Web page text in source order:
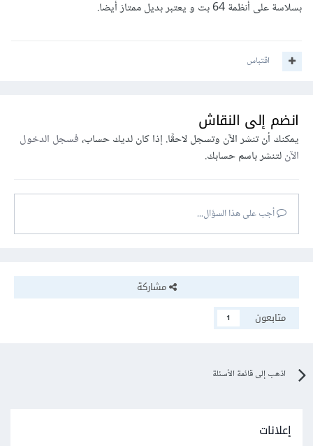
بسلاسة على أنظمة 64 بت و يعتبر بديل ممتاز أيضا.
اقتباس
انضم إلى النقاش
يمكنك أن تنشر الآن وتسجل لاحقًا. إذا كان لديك حساب،فسجل الدخول
الآنلتنشر باسم حسابك.
أجب على هذا السؤال...
مشاركة
متابعون
1
اذهب إلى قائمة الأسئلة
إعلانات